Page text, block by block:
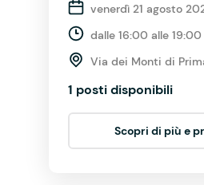
venerdì 21 agosto
dalle 16:00 alle 19:00
Via dei Monti di
1 posti disponibili
Scopri di più e